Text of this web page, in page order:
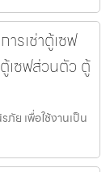
รเช่าตู้เซฟ
เซฟส่วนตัว ตู้
ภัย เพื่อใช้งานเป็น